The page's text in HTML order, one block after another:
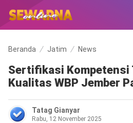
Beranda Jatim News
Sertifikasi Kompetensi
Kualitas WBP Jember
Tatag Gianyar
Rabu, 12 November 2025